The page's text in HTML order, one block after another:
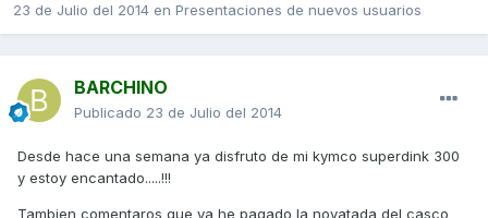
23 de Julio del 2014 en Presentaciones de nuevos usuarios
BARCHINO
Publicado 23 de Julio del 2014
Desde hace una semana ya disfruto de mi kymco superdink 300
y estoy encantado.....!!!
Tambien comentaros que ya he pagado la novatada del casco